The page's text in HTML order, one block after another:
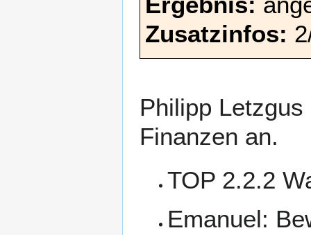
Zusatzinfos:
Philipp
Finanzen an.
TOP 2.2.2
Emanuel: